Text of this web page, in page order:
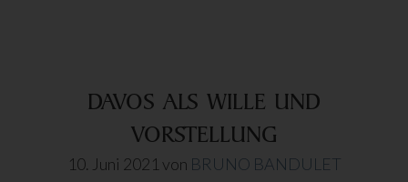
DAVOS ALS WILLE UND
VORSTELLUNG
10. Juni 2021 von BRUNO BANDULET